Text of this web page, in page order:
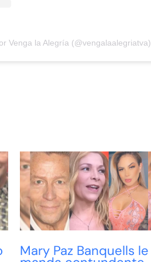
Venga la Alegría (@vengalaalegriatva)
Mary Paz Banquells le